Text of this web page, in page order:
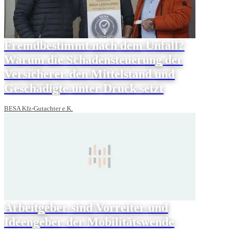
Fremdbestimmt nach dem Unfall?
Warum die Schadensteuerung der
Versicherer den Mittelstand und
Geschädigte unter Druck setzt
BESA Kfz-Gutachter e.K.
Arbeitgeber sind Vorreiter und
Ideengeber der Mobilitätswende